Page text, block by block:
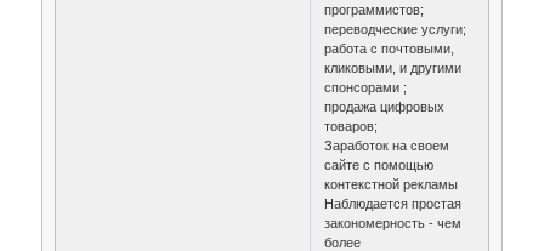
программистов;
переводческие услуги;
работа с почтовыми,
кликовыми, и другими
спонсорами ;
продажа цифровых
товаров;
Заработок на своем
сайте с помощью
контекстной рекламы
Наблюдается простая
закономерность - чем
более